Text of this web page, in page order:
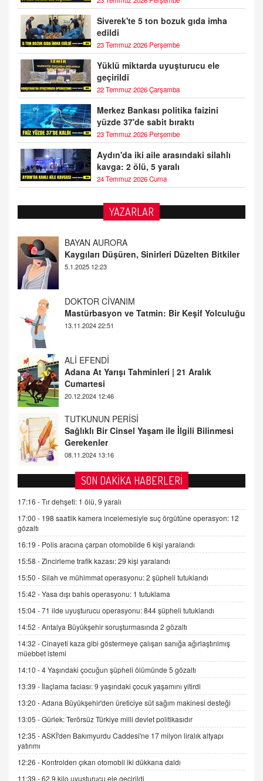
Siverek'te 5 ton bozuk gıda imha
edildi
23 Temmuz 2026 Perşembe
Yüklü miktarda uyuşturucu ele
geçirildi
22 Temmuz 2026 Çarşamba
Merkez Bankası politika faizini
yüzde 37'de sabit bıraktı
23 Temmuz 2026 Perşembe
Aydın'da iki aile arasındaki silahlı
kavga: 2 ölü, 5 yaralı
24 Temmuz 2026 Cuma
YAZARLAR
DOKTOR CİVANIM
Mastürbasyon ve Tatmin: Bir Keşif Yolculuğu
13.11.2024 22:51
ALİ EFENDİ
Adana At Yarışı Tahminleri | 21 Aralık
Cumartesi
TUTKUNUN PERİSİ
Sağlıklı Bir Cinsel Yaşam ile İlgili Bilinmesi
Gerekenler
08.11.2024 13:16
FARUK ÖNALAN
Tezkere Onaylanmasaydı…
2 Kasım 2021 Salı 00:11
AV. DOĞAN CAN DOĞAN
Kişisel verilerin korunması ve dijital hukukun
gelişimi
SEHER EREK
Kış Ayları Geldi, Hangi Önlemler Alınmalı?
9.12.2025 10:11
İNCİ GÜL AKÖL
Trump Keşke Adana'yı da Ziyaret Etse...
06.07.2026 13:00
ADEM AKÖL
Esed Destekçilerinin Yüzüne Vurulan Şamar:
Sednaya
11.12.2024 12:30
DR. EKREM ASLAN
Gerçek Ne, Algı Ne? "Beraber Yürüyoruz"
Cümlesinin Peşinden
GÖNÜL MENEKŞE
SON DAKİKA HABERLERİ
17:16 -Tır dehşeti: 1 ölü, 9 yaralı
17:00 - 198 saatlik kamera incelemesiyle suç örgütüne operasyon: 12
gözaltı
16:19 - Polis aracına çarpan otomobilde 6 kişi yaralandı
15:58 -Zincirleme trafik kazası: 29 kişi yaralandı
15:50 -Silah ve mühimmat operasyonu: 2 şüpheli tutuklandı
15:42 -Yasa dışı bahis operasyonu: 1 tutuklama
15:04 -71 ilde uyuşturucu operasyonu: 844 şüpheli tutuklandı
14:52 -Antalya Büyükşehir soruşturmasında 2 gözaltı
14:32 -Cinayeti kaza gibi göstermeye çalışan sanığa ağırlaştırılmış
müebbet istemi
14:10 -4 Yaşındaki çocuğun şüpheli ölümünde 5 gözaltı
13:39 - İlaçlama faciası: 9 yaşındaki çocuk yaşamını yitirdi
13:20 -Adana Büyükşehir'den üreticiye süt sağım makinesi desteği
13:05 -Gürlek: Terörsüz Türkiye milli devlet politikasıdır
12:35 -ASKİ'den Bakımyurdu Caddesi'ne 17 milyon liralık altyapı
yatırımı
12:26 - Kontrolden çıkan otomobil iki dükkana daldı
11:39 -62,9 kilo uyuşturucu ele geçirildi